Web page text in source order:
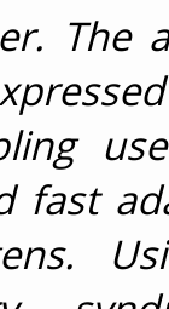
The
fast